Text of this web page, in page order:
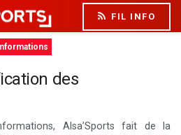
FIL INFO
des
Alsa’Sports fait de la